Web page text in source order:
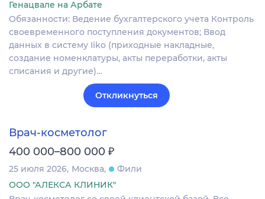
Генацвале на Арбате
Обязанности: Ведение бухгалтерского учета Контроль
своевременного поступления документов; Ввод
данных в систему Iiko (приходные накладные,
создание номенклатуры, акты переработки, акты
списания и другие)…
Откликнуться
Врач-косметолог
400 000–800 000 ₽
25 июля 2026 Москва
Фили
ООО "АЛЕКСА КЛИНИК"